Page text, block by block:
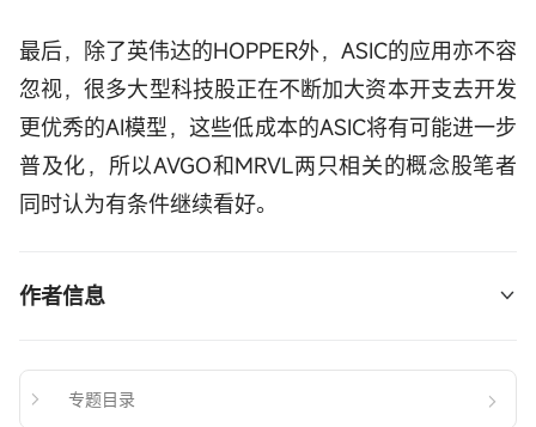
最后，除了英伟达的HOPPER外，ASIC的应用亦不容
忽视，很多大型科技股正在不断加大资本开支去开发
更优秀的AI模型，这些低成本的ASIC将有可能进一步
普及化，所以AVGO和MRVL两只相关的概念股笔者
同时认为有条件继续看好。
作者信息
(笔者为证监会持牌人，其及其有联系者并无拥有建
专题目录